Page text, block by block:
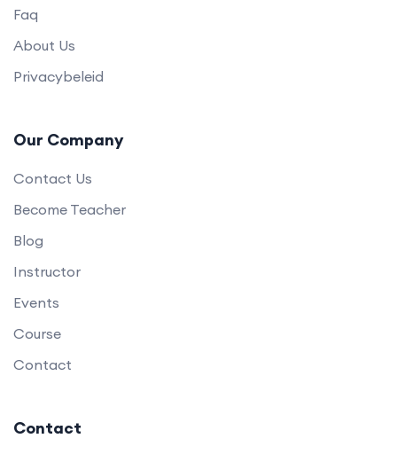
Faq
About Us
Privacybeleid
Our Company
Contact Us
Become Teacher
Blog
Instructor
Events
Course
Contact
Contact